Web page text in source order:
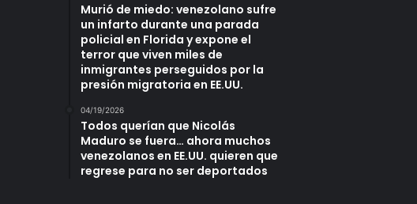
Murió de miedo: venezolano sufre
un infarto durante una parada
policial en Florida y expone el
terror que viven miles de
inmigrantes perseguidos por la
presión migratoria en EE.UU.
04/19/2026
Todos querían que Nicolás
Maduro se fuera… ahora muchos
venezolanos en EE.UU. quieren que
regrese para no ser deportados